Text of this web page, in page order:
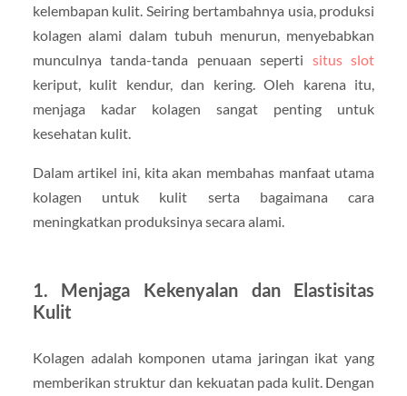
kelembapan kulit. Seiring bertambahnya usia, produksi
kolagen alami dalam tubuh menurun, menyebabkan
munculnya tanda-tanda penuaan seperti situs slot
keriput, kulit kendur, dan kering. Oleh karena itu,
menjaga kadar kolagen sangat penting untuk
kesehatan kulit.
Dalam artikel ini, kita akan membahas manfaat utama
kolagen untuk kulit serta bagaimana cara
meningkatkan produksinya secara alami.
1. Menjaga Kekenyalan dan Elastisitas
Kulit
Kolagen adalah komponen utama jaringan ikat yang
memberikan struktur dan kekuatan pada kulit. Dengan